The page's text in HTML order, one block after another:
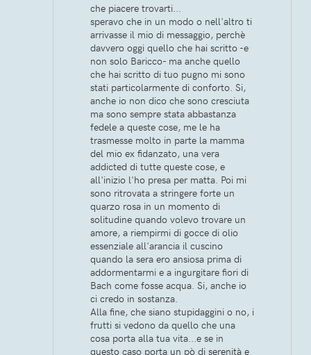
che piacere trovarti...
speravo che in un modo o nell'altro ti
arrivasse il mio di messaggio, perchè
davvero oggi quello che hai scritto -e
non solo Baricco- ma anche quello
che hai scritto di tuo pugno mi sono
stati particolarmente di conforto. Si,
anche io non dico che sono cresciuta
ma sono sempre stata abbastanza
fedele a queste cose, me le ha
trasmesse molto in parte la mamma
del mio ex fidanzato, una vera
addicted di tutte queste cose, e
all'inizio l'ho presa per matta. Poi mi
sono ritrovata a stringere forte un
quarzo rosa in un momento di
solitudine quando volevo trovare un
amore, a riempirmi di gocce di olio
essenziale all'arancia il cuscino
quando la sera ero ansiosa prima di
addormentarmi e a ingurgitare fiori di
Bach come fosse acqua. Si, anche io
ci credo in sostanza.
Alla fine, che siano stupidaggini o no, i
frutti si vedono da quello che una
cosa porta alla tua vita...e se in
questo caso porta un pò di serenità e